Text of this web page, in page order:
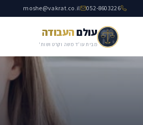
052-8603226
moshe@vakrat.co.il
עולםהעבודה
מבית עו״ד משה וקרט ושות'חוזה העבודה שינוי חוזה העבודה